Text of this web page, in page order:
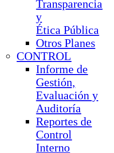
Transparencia
y
Ética Pública
Otros Planes
CONTROL
Informe de
Gestión,
Evaluación y
Auditoría
Reportes de
Control
Interno